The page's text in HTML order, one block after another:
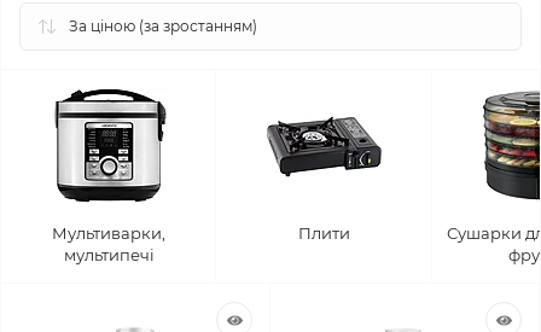
Мультиварки,
мультипечі
Плити
Сушарки